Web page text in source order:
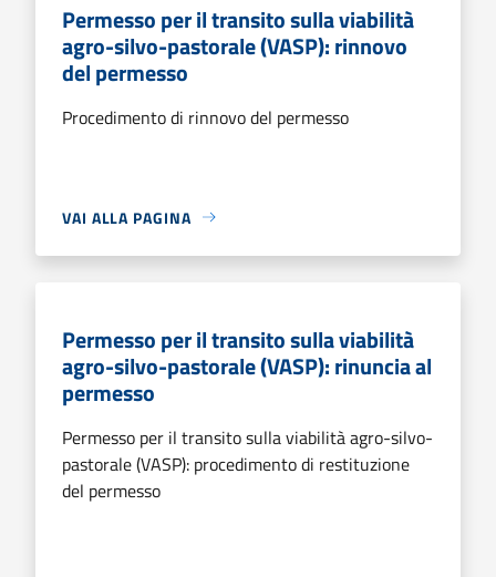
Permesso per il transito sulla viabilità
agro-silvo-pastorale (VASP): rinnovo
del permesso
Procedimento di rinnovo del permesso
VAI ALLA PAGINA
Permesso per il transito sulla viabilità
agro-silvo-pastorale (VASP): rinuncia al
permesso
Permesso per il transito sulla viabilità agro-silvo-
pastorale (VASP): procedimento di restituzione
del permesso